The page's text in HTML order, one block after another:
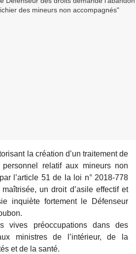
la création d’un traitement de
relatif aux mineurs non
l’article 51 de la loi n° 2018-778
un droit d’asile effectif et
inquiète fortement le Défenseur
vives préoccupations dans des
ministres de l’intérieur, de la
et de la santé.